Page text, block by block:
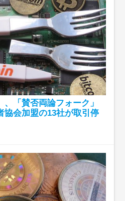
「賛否両論フォーク」
協会加盟の13社が取引停